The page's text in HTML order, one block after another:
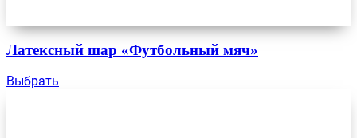
Латексный шар «Футбольный мяч»
Выбрать